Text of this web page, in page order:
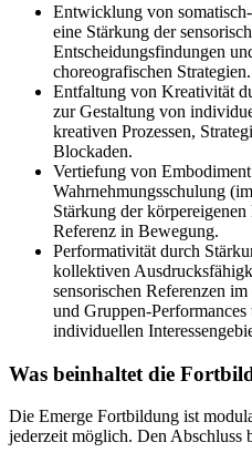
Entwicklung von
eine Stärkung der
Entscheidungsfindungen
choreografischen Strategien.
Entfaltung von Kreativität
zur Gestaltung von
kreativen Prozessen,
Blockaden.
Vertiefung von
Wahrnehmungsschulung
Stärkung der körpereigenen
Referenz in Bewegung.
Performativität durch
kollektiven
sensorischen Referenzen
und Gruppen-
individuellen
Was beinhaltet die
Die Emerge Fortbildung ist
jederzeit möglich. Den Abschluss